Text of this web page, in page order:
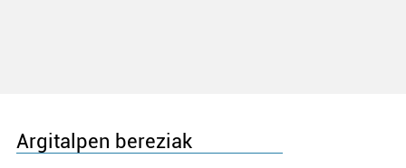
Argitalpen bereziak